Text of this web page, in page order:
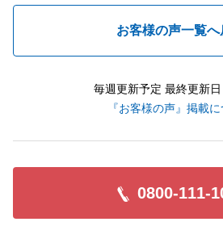
お客様の声一覧へ
毎週更新予定 最終更新
『お客様の声』掲載
0800-111-